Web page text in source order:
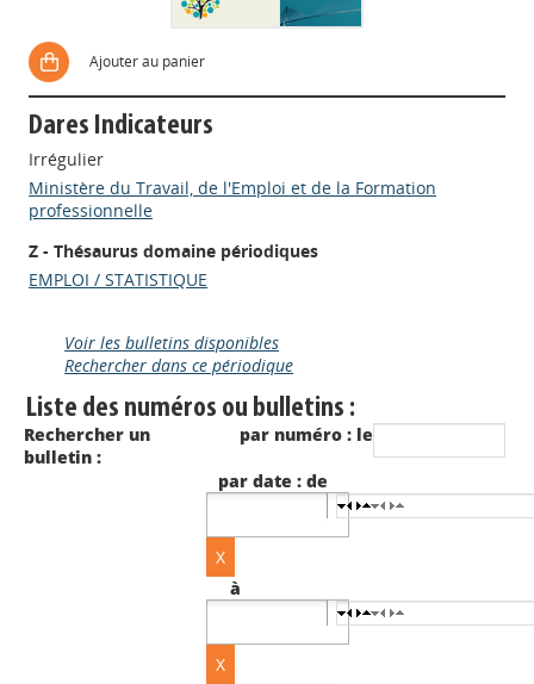
Ajouter au panier
Dares Indicateurs
Irrégulier
Ministère du Travail, de l'Emploi et de la Formation
professionnelle
Z - Thésaurus domaine périodiques
EMPLOI / STATISTIQUE
Voir les bulletins disponibles
Rechercher dans ce périodique
Liste des numéros ou bulletins :
Rechercher un
bulletin :
par numéro : le
par date : de
à